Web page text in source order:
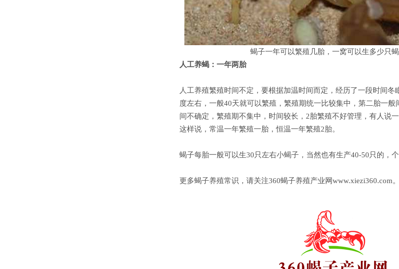
蝎子一年可以繁殖几胎，一窝可以生多少只蝎
人工养蝎：一年两胎
人工养殖繁殖时间不定，要根据加温时间而定，经历了一段时间冬
度左右，一般40天就可以繁殖，繁殖期统一比较集中，第二胎一般
间不确定，繁殖期不集中，时间较长，2胎繁殖不好管理，有人说
这样说，常温一年繁殖一胎，恒温一年繁殖2胎。
蝎子每胎一般可以生30只左右小蝎子，当然也有生产40-50只的，
更多蝎子养殖常识，请关注360蝎子养殖产业网www.xiezi360.com。